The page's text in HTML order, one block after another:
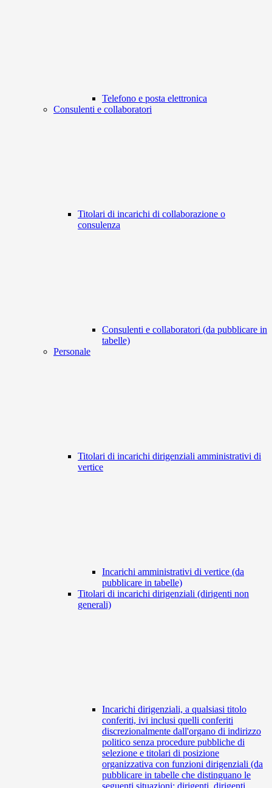
Telefono e posta elettronica
Consulenti e collaboratori
Titolari di incarichi di collaborazione o
consulenza
Consulenti e collaboratori (da pubblicare in
tabelle)
Personale
Titolari di incarichi dirigenziali amministrativi di
vertice
Incarichi amministrativi di vertice (da
pubblicare in tabelle)
Titolari di incarichi dirigenziali (dirigenti non
generali)
Incarichi dirigenziali, a qualsiasi titolo
conferiti, ivi inclusi quelli conferiti
discrezionalmente dall'organo di indirizzo
politico senza procedure pubbliche di
selezione e titolari di posizione
organizzativa con funzioni dirigenziali (da
pubblicare in tabelle che distinguano le